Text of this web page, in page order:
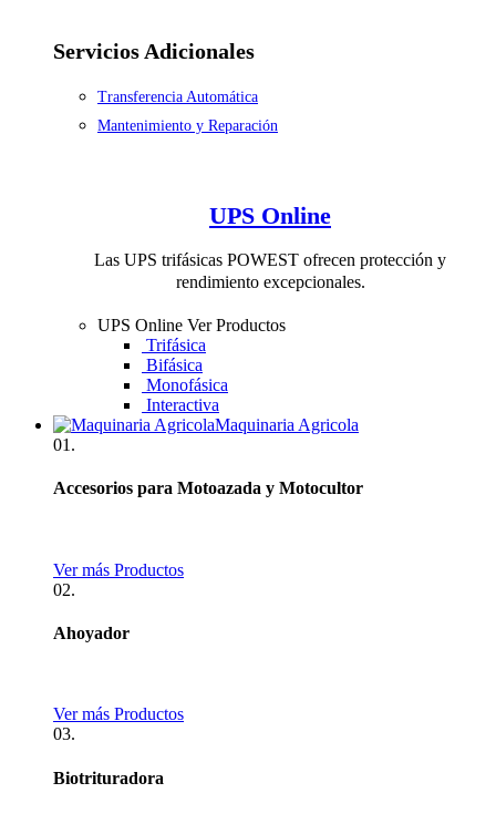
Servicios Adicionales
Transferencia Automática
Mantenimiento y Reparación
UPS Online
Las UPS trifásicas POWEST ofrecen protección y
rendimiento excepcionales.
UPS Online Ver Productos
Trifásica
Bifásica
Monofásica
Interactiva
Maquinaria Agricola
01.
Accesorios para Motoazada y Motocultor
Ver más Productos
02.
Ahoyador
Ver más Productos
03.
Biotrituradora